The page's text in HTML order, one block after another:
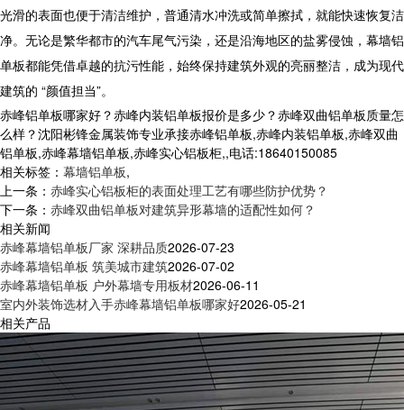
光滑的表面也便于清洁维护，普通清水冲洗或简单擦拭，就能快速恢复洁
净。无论是繁华都市的汽车尾气污染，还是沿海地区的盐雾侵蚀， 幕墙铝
单板都能凭借卓越的抗污性能，始终保持建筑外观的亮丽整洁，成为现代
建筑的 “颜值担当”。
赤峰铝单板哪家好？赤峰内装铝单板报价是多少？赤峰双曲铝单板质量怎
么样？沈阳彬锋金属装饰专业承接赤峰铝单板,赤峰内装铝单板,赤峰双曲
铝单板,赤峰幕墙铝单板,赤峰实心铝板柜,,电话:18640150085
相关标签： 幕墙铝单板,
上一条： 赤峰实心铝板柜的表面处理工艺有哪些防护优势？
下一条： 赤峰双曲铝单板对建筑异形幕墙的适配性如何？
相关新闻
赤峰幕墙铝单板厂家 深耕品质2026-07-23
赤峰幕墙铝单板 筑美城市建筑2026-07-02
赤峰幕墙铝单板 户外幕墙专用板材2026-06-11
室内外装饰选材入手赤峰幕墙铝单板哪家好2026-05-21
相关产品